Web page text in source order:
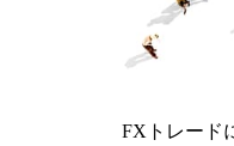
FXトレード